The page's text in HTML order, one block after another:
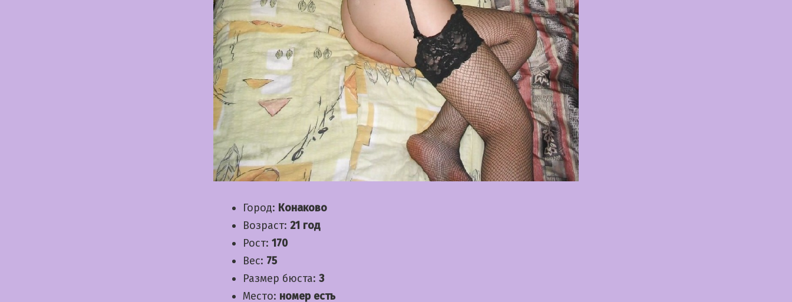
Город: Конаково
Возраст: 21 год
Рост: 170
Вес: 75
Размер бюста: 3
Место: номер есть